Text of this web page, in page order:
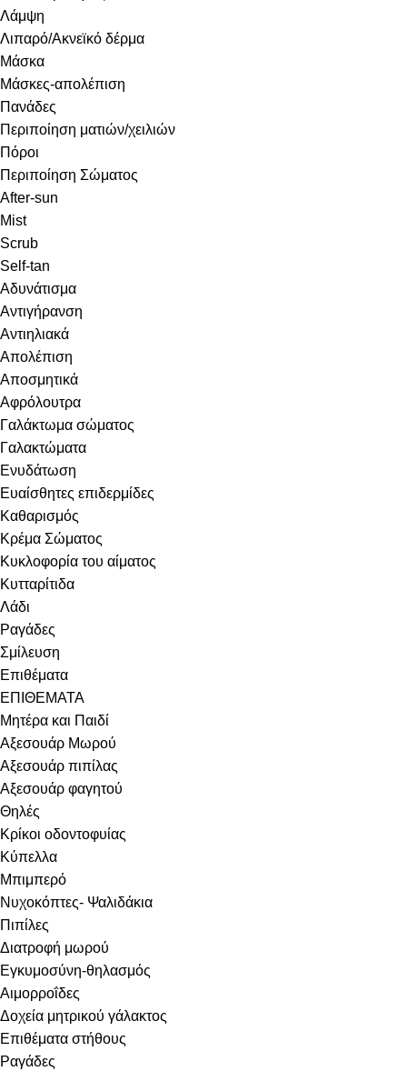
Λάμψη
Λιπαρό/Ακνεϊκό δέρμα
Μάσκα
Μάσκες-απολέπιση
Πανάδες
Περιποίηση ματιών/χειλιών
Πόροι
Περιποίηση Σώματος
After-sun
Mist
Scrub
Self-tan
Αδυνάτισμα
Αντιγήρανση
Αντιηλιακά
Απολέπιση
Αποσμητικά
Αφρόλουτρα
Γαλάκτωμα σώματος
Γαλακτώματα
Ενυδάτωση
Ευαίσθητες επιδερμίδες
Καθαρισμός
Κρέμα Σώματος
Κυκλοφορία του αίματος
Κυτταρίτιδα
Λάδι
Ραγάδες
Σμίλευση
Επιθέματα
ΕΠΙΘΕΜΑΤΑ
Μητέρα και Παιδί
Αξεσουάρ Μωρού
Αξεσουάρ πιπίλας
Αξεσουάρ φαγητού
Θηλές
Κρίκοι οδοντοφυίας
Κύπελλα
Μπιμπερό
Νυχοκόπτες- Ψαλιδάκια
Πιπίλες
Διατροφή μωρού
Εγκυμοσύνη-θηλασμός
Αιμορροΐδες
Δοχεία μητρικού γάλακτος
Επιθέματα στήθους
Ραγάδες